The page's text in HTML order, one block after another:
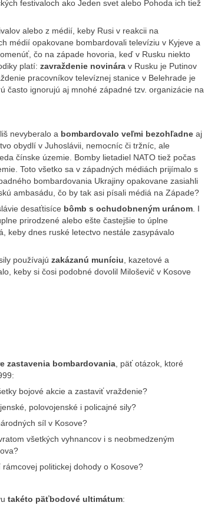
festivaloch ako Jeden svet alebo Pohoda ich tiež
alebo z médií, keby Rusi v reakcii na
médií opakovane bombardovali televíziu v Kyjeve a
čo na západe hovoria, keď v Rusku niekto
platí: zavraždenie novinára v Rusku je Putinov
pracovníkov televíznej stanice v Belehrade je
často ignorujú aj mnohé západné tzv. organizácie na
nevyberalo a bombardovalo veľmi bezohľadne aj
obydlí v Juhoslávii, nemocníc či tržníc, ale
čínske územie. Bomby lietadiel NATO tiež počas
Toto všetko sa v západných médiách prijímalo s
bombardovania Ukrajiny opakovane zasiahli
ambasádu, čo by tak asi písali médiá na Západe?
desaťtisíce bômb s ochudobneným uránom . I
prirodzené alebo ešte častejšie to úplne
keby dnes ruské letectvo nestále zasypávalo
používajú zakázanú muníciu , kazetové a
keby si čosi podobné dovolil Miloševič v Kosove
zastavenia bombardovania , päť otázok, ktoré
bojové akcie a zastaviť vraždenie?
polovojenské i policajné sily?
síl v Kosove?
všetkých vyhnancov i s neobmedzeným
politickej dohody o Kosove?
takéto päťbodové ultimátum: